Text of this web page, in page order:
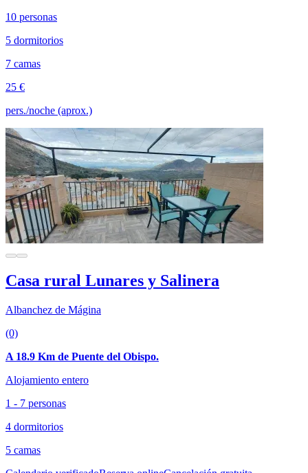
10 personas
5 dormitorios
7 camas
25 €
pers./noche (aprox.)
Casa rural Lunares y Salinera
Albanchez de Mágina
(0)
A 18.9 Km de Puente del Obispo.
Alojamiento entero
1 - 7 personas
4 dormitorios
5 camas